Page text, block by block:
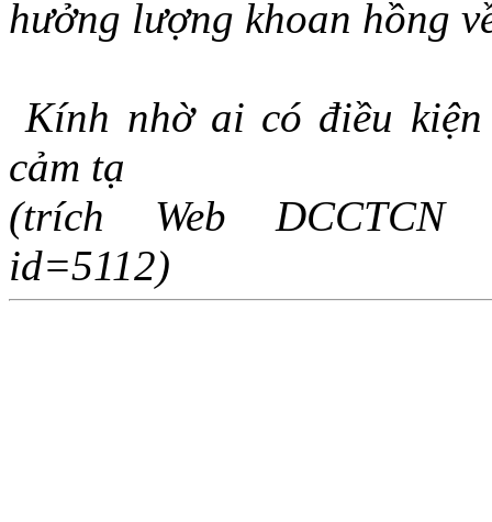
hưởng lượng khoan hồng
Kính nhờ ai có điều
cảm tạ
(trích Web DCCTCN
id=5112)